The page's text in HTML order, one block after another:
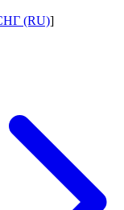
(RU)]